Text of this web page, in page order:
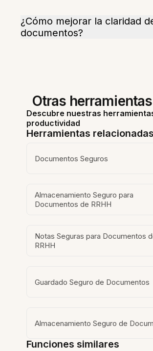
¿Cómo mejorar la claridad
documentos?
Otras
Descubre nuestras
productividad
Herramientas relacionadas
Documentos Seguros
Almacenamiento Seguro para
Documentos de RRHH
Notas Seguras para Documentos
RRHH
Guardado Seguro de Documentos
Almacenamiento Seguro de
Funciones similares